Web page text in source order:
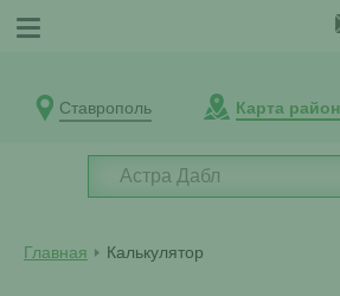
Ставрополь Карта
Главная Калькулятор